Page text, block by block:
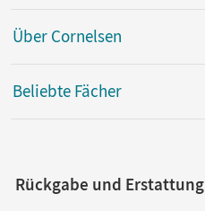
Über Cornelsen
Beliebte Fächer
Rückgabe und Erstattung